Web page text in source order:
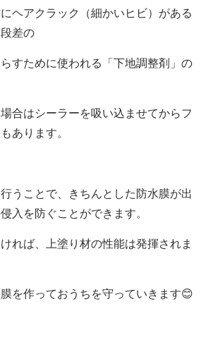
ヘアクラック（細かいヒビ）がある
差の
すために使われる「下地調整剤」の
合はシーラーを吸い込ませてからフ
あります。
うことで、きちんとした防水膜が出
入を防ぐことができます。
れば、上塗り材の性能は発揮されま
を作っておうちを守っていきます😊